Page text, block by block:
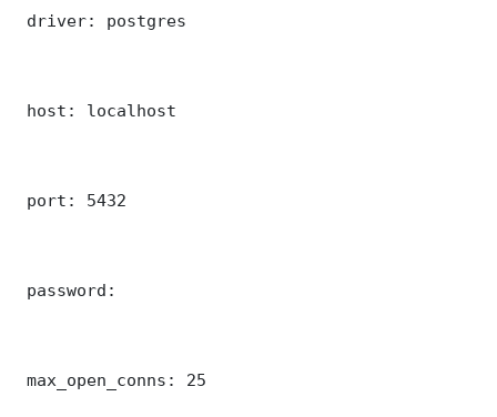
driver: postgres
host: localhost
port: 5432
password:
max_open_conns: 25